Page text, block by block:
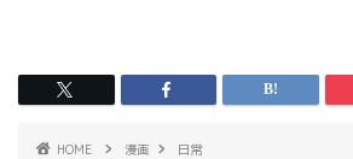
HOME 漫画
日常